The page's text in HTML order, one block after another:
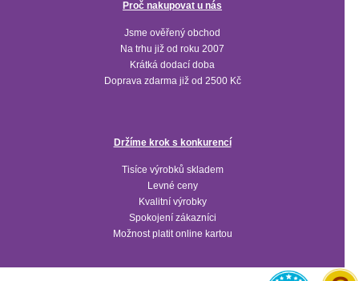
Proč nakupovat u nás
Jsme ověřený obchod
Na trhu již od roku 2007
Krátká dodací doba
Doprava zdarma již od 2500 Kč
Držíme krok s konkurencí
Tisíce výrobků skladem
Levné ceny
Kvalitní výrobky
Spokojení zákazníci
Možnost platit online kartou